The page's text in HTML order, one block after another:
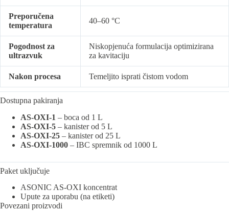
Preporučena
temperatura
40–60 °C
Pogodnost za
ultrazvuk
Niskopjenuća formulacija optimizirana
za kavitaciju
Nakon procesa Temeljito isprati čistom vodom
Dostupna pakiranja
AS-OXI-1 – boca od 1 L
AS-OXI-5 – kanister od 5 L
AS-OXI-25 – kanister od 25 L
AS-OXI-1000 – IBC spremnik od 1000 L
Paket uključuje
ASONIC AS-OXI koncentrat
Upute za uporabu (na etiketi)
Povezani proizvodi